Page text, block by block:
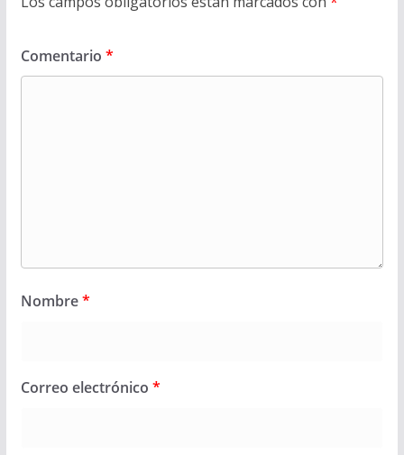
Comentario *
Nombre*
Correo electrónico *